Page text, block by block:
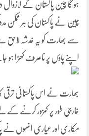
ہو گا چین پاکستان کے
چین نے پاکستان کی ہر ممکن مدد
سے بھارت کو یہ خدشہ لاحق ہے
اپنے پاؤں پر ناصرف کھڑا ہو
بھارت نے اس پاکستانی ترقی کا
خارجی طور پر کمزور کرنے کے
مکاری اور عیاری انھوں نے